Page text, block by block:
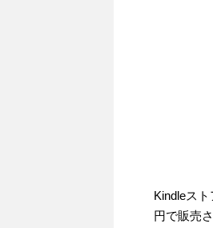
Kindleス
円で販売